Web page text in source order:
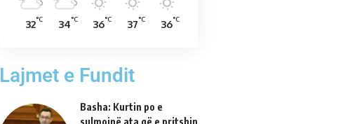
32°C 34°C 36°C 37°C 36°C
Lajmet e Fundit
Basha: Kurtin po e
sulmojnë ata që e pritshin